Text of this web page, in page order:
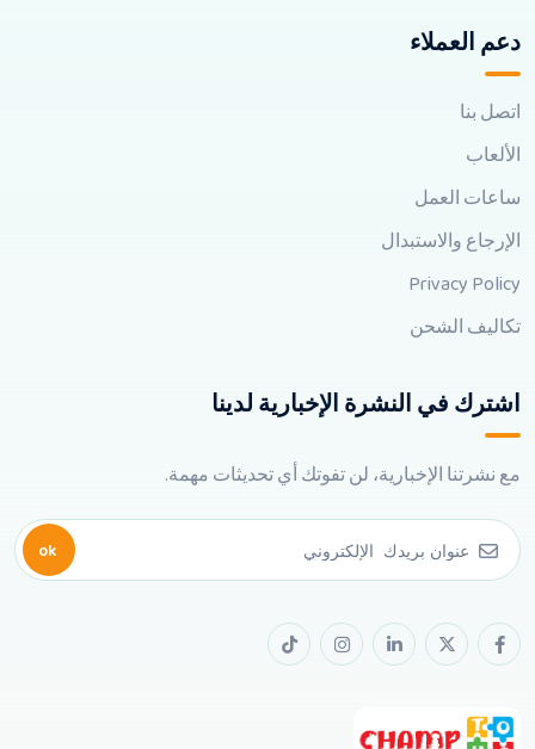
دعم العملاء
اتصل بنا
الألعاب
ساعات العمل
الإرجاع والاستبدال
Privacy Policy
تكاليف الشحن
اشترك في النشرة الإخبارية لدينا
مع نشرتنا الإخبارية، لن تفوتك أي تحديثات مهمة.
ok